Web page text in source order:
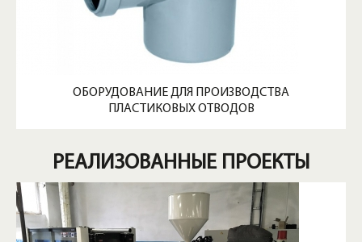
ОБОРУДОВАНИЕ ДЛЯ ПРОИЗВОДСТВА
ПЛАСТИКОВЫХ ОТВОДОВ
РЕАЛИЗОВАННЫЕ ПРОЕКТЫ